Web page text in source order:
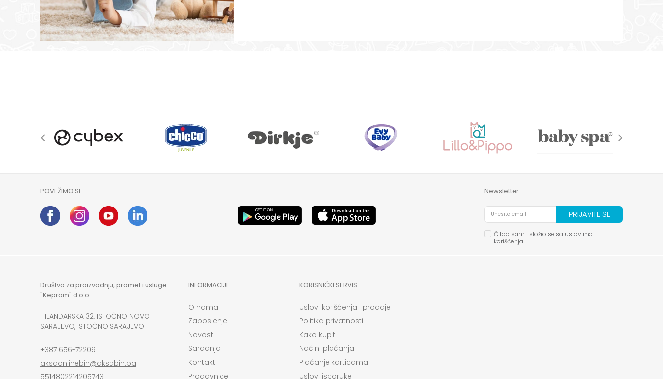
POVEŽIMO SE Newsletter
PRIJAVITE SE
Čitao sam i složio se sa uslovima
korišćenja
Društvo za proizvodnju, promet i usluge
"Keprom" d.o.o.
HILANDARSKA 32, ISTOČNO NOVO
SARAJEVO, ISTOČNO SARAJEVO
+387 656-72209
aksaonlinebih@aksabih.ba
5514802214205743
INFORMACIJE
O nama
Zaposlenje
Novosti
Saradnja
Kontakt
Prodavnice
KORISNIČKI SERVIS
Uslovi korišćenja i prodaje
Politika privatnosti
Kako kupiti
Načini plaćanja
Plaćanje karticama
Uslovi isporuke